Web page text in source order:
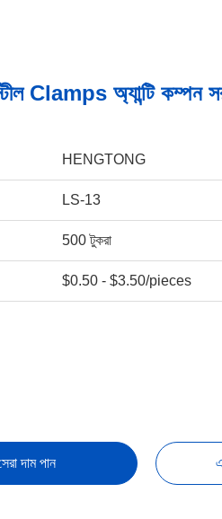
Clamps অ্যান্টি কম্পন
HENGTONG
LS-13
500 টুকরা
$0.50 - $3.50/pieces
দাম পান